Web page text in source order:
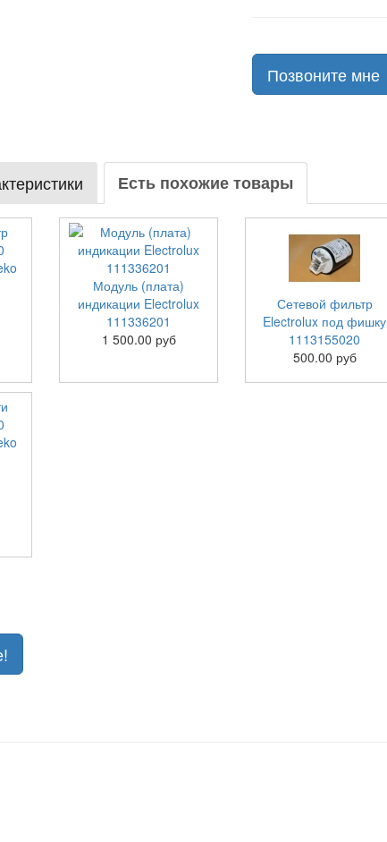
Позвоните мне
Есть похожие товары
Модуль (плата)
индикации Electrolux
111336201
1 500.00 руб
Сетевой фильтр
Electrolux под фишку
1113155020
500.00 руб